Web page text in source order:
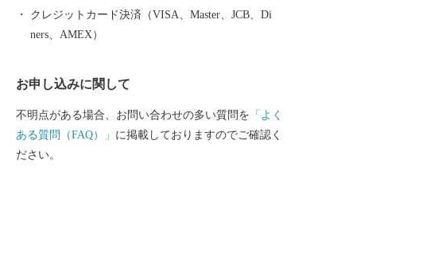
には解決しなければならない課題が非常に山積してい
クレジットカード決済（VISA、Master、JCB、Di
ners、AMEX）
お申し込みに関して
不明点がある場合、お問い合わせの多い質問を 「よく
ある質問（FAQ）」 に掲載しておりますのでご確認く
ださい。